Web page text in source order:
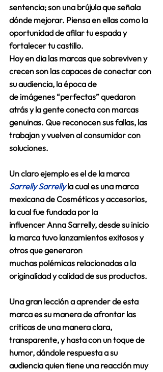
sentencia; son una brújula que señala
dónde mejorar. Piensa en ellas como la
oportunidad de afilar tu espada y
fortalecer tu castillo.
Hoy en dia las marcas que sobreviven y
crecen son las capaces de conectar con
su audiencia, la época de
de imágenes “perfectas” quedaron
atrás y la gente conecta con marcas
genuinas. Que reconocen sus fallas, las
trabajan y vuelven al consumidor con
soluciones.
Un claro ejemplo es el de la marca
Sarrelly Sarrelly la cual es una marca
mexicana de Cosméticos y accesorios,
la cual fue fundada por la
influencer Anna Sarrelly, desde su inicio
la marca tuvo lanzamientos exitosos y
otros que generaron
muchas polémicas relacionadas a la
originalidad y calidad de sus productos.
Una gran lección a aprender de esta
marca es su manera de afrontar las
criticas de una manera clara,
transparente, y hasta con un toque de
humor, dándole respuesta a su
audiencia quien tiene una reacción muy